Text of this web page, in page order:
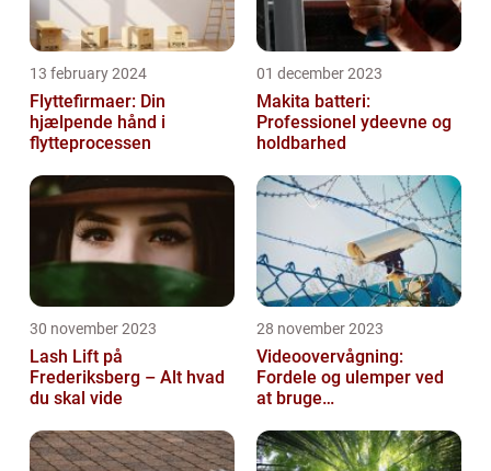
13 february 2024
Flyttefirmaer: Din
hjælpende hånd i
flytteprocessen
01 december 2023
Makita batteri:
Professionel ydeevne og
holdbarhed
30 november 2023
Lash Lift på
Frederiksberg – Alt hvad
du skal vide
28 november 2023
Videoovervågning:
Fordele og ulemper ved
at bruge